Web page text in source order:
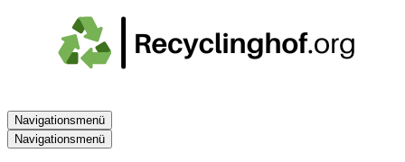
Navigationsmenü
Navigationsmenü